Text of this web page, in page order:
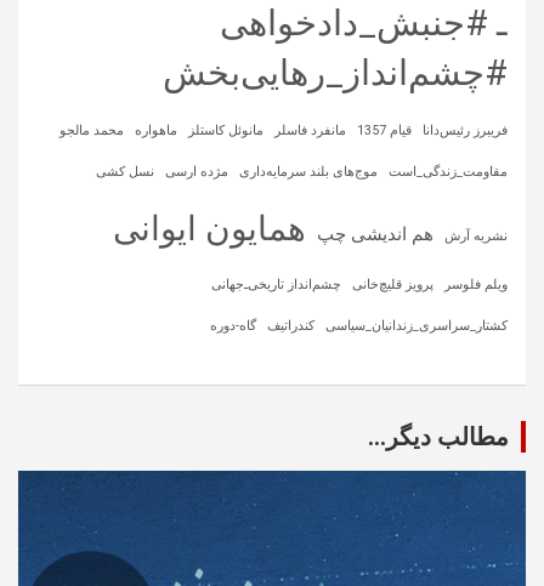
ـ #جنبش_دادخواهی
#چشم‌انداز_رهایی‌بخش
فریبرز رئیس‌دانا قیام 1357 مانفرد فاسلر مانوئل کاستلز ماهواره‌ محمد مالجو
مقاومت_زندگی_است موج‌های بلند سرمایه‌داری مژده ارسی نسل کشی
نشریه آرش هم اندیشی چپ همایون ایوانی
ویلم فلوسر پرویز قلیچ‌خانی چشم‌انداز تاریخی‌ـ‌جهانی
کشتار_سراسری_زندانیان_سیاسی کندراتیف گاه-دوره
مطالب دیگر...